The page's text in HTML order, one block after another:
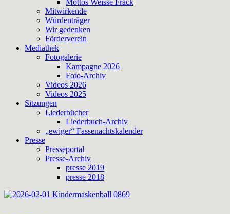
Mottos Weisse Fräck
Mitwirkende
Würdenträger
Wir gedenken
Förderverein
Mediathek
Fotogalerie
Kampagne 2026
Foto-Archiv
Videos 2026
Videos 2025
Sitzungen
Liederbücher
Liederbuch-Archiv
„ewiger“ Fassenachtskalender
Presse
Presseportal
Presse-Archiv
presse 2019
presse 2018